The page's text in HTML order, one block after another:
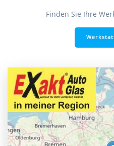
Finden Sie Ihre